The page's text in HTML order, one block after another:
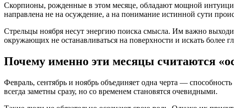
Скорпионы, рожденные в этом месяце, обладают мощной
направлена не на осуждение, а на понимание истинной сути
Стрельцы ноября несут энергию поиска смысла. Им важно
окружающих не останавливаться на поверхности и искать более
Почему именно эти месяцы считаются
Февраль, сентябрь и ноябрь объединяет одна черта —
всегда заметны сразу, но со временем становятся очевидными.